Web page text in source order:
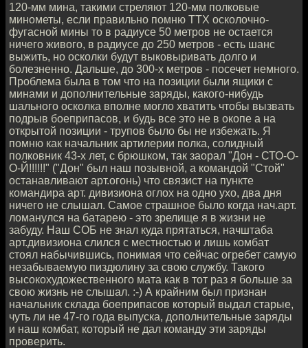
120-мм мина, такими стреляют 120-мм полковые
минометы, если правильно помню ТТХ осколочно-
фугасной мины то в радиусе 50 метров не остается
ничего живого, в радиусе до 250 метров - есть шанс
выжить, но осколки будут выковыривать долго и
болезненно. Дальше, до 300-х метров - посечет немного.
Проблема была в том что на позиции были ящики с
минами и дополнительные заряды, какого-нибудь
шального осколка вполне могло хватить чтобы вызвать
подрыв боеприпасов, и будь все это не в окопе а на
открытой позиции - трупов было бы не избежать. Я
помню как начальник артилерии полка, солидный
полковник 43-х лет, с брюшком, так заорал "Дон - СТО-О-
О-Й!!!!!!" ("Дон" был наш позывной, а командой "Стой"
останавливают арт.огонь) что связист на пункте
командира арт. дивизиона оглох на одно ухо, два дня
ничего не слышал. Самое страшное было когда нач.арт.
ломанулся на батарею - это зрелище я в жизни не
забуду. Наш СОБ не знал куда прятаться, начштаба
арт.дивизиона слился с местностью и лишь комбат
стоял набычившись, понимая что сейчас огребет самую
незабываемую пиздюлину за свою службу. Такого
высокохудожественного мата как в тот раз я больше за
свою жизнь не слышал. :-) А крайним был признан
начальник склада боеприпасов который выдал старые,
чуть ли не 47-го года выпуска, дополнительные заряды
и наш комбат, который не дал команду эти заряды
проверить.